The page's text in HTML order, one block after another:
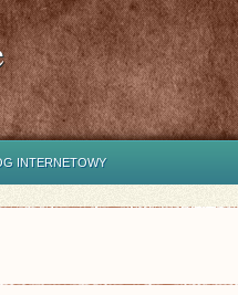
INTERNETOWY